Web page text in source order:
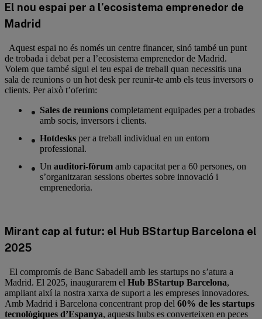
El nou espai per a l’ecosistema emprenedor de
Madrid
Aquest espai no és només un centre financer, sinó també un punt
de trobada i debat per a l’ecosistema emprenedor de Madrid.
Volem que també sigui el teu espai de treball quan necessitis una
sala de reunions o un hot desk per reunir-te amb els teus inversors o
clients. Per això t’oferim:
Sales de reunions completament equipades per a trobades
amb socis, inversors i clients.
Hotdesks per a treball individual en un entorn
professional.
Un auditori-fòrum amb capacitat per a 60 persones, on
s’organitzaran sessions obertes sobre innovació i
emprenedoria.
Mirant cap al futur: el Hub BStartup Barcelona el
2025
El compromís de Banc Sabadell amb les startups no s’atura a
Madrid. El 2025, inaugurarem el Hub BStartup Barcelona,
ampliant així la nostra xarxa de suport a les empreses innovadores.
Amb Madrid i Barcelona concentrant prop del 60% de les startups
tecnològiques d’Espanya, aquests hubs es converteixen en peces